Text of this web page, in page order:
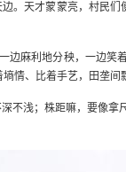
。天才蒙蒙亮，村民
麻利地分秧，一边
情、比着手艺，田垄间
浅；株距嘛，要像拿